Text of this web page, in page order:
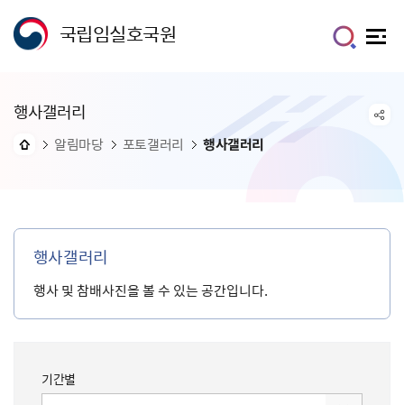
국립임실호국원
행사갤러리
알림마당 포토갤러리 행사갤러리
행사갤러리
행사 및 참배사진을 볼 수 있는 공간입니다.
기간별